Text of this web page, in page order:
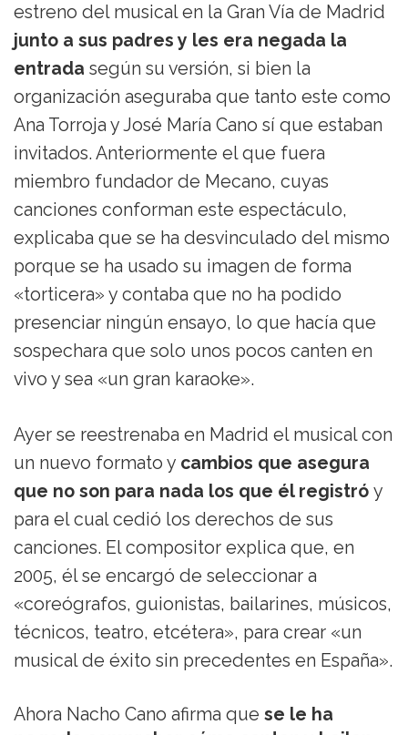
estreno del musical en la Gran Vía de Madrid
junto a sus padres y les era negada la
entrada según su versión, si bien la
organización aseguraba que tanto este como
Ana Torroja y José María Cano sí que estaban
invitados. Anteriormente el que fuera
miembro fundador de Mecano, cuyas
canciones conforman este espectáculo,
explicaba que se ha desvinculado del mismo
porque se ha usado su imagen de forma
«torticera» y contaba que no ha podido
presenciar ningún ensayo, lo que hacía que
sospechara que solo unos pocos canten en
vivo y sea «un gran karaoke».
Ayer se reestrenaba en Madrid el musical con
un nuevo formato y cambios que asegura
que no son para nada los que él registró y
para el cual cedió los derechos de sus
canciones. El compositor explica que, en
2005, él se encargó de seleccionar a
«coreógrafos, guionistas, bailarines, músicos,
técnicos, teatro, etcétera», para crear «un
musical de éxito sin precedentes en España».
Ahora Nacho Cano afirma que se le ha